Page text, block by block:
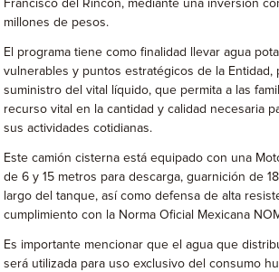
Francisco del Rincón, mediante una inversión
millones de pesos.
El programa tiene como finalidad llevar agua
vulnerables y puntos estratégicos de la Entidad,
suministro del vital líquido, que permita a las
recurso vital en la cantidad y calidad necesaria
sus actividades cotidianas.
Este camión cisterna está equipado con una
de 6 y 15 metros para descarga, guarnición de
largo del tanque, así como defensa de alta
cumplimiento con la Norma Oficial Mexicana
Es importante mencionar que el agua que
será utilizada para uso exclusivo del consumo